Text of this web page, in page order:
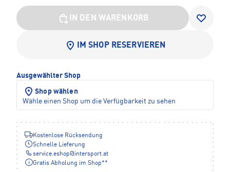
IN DEN WARENKORB
IM SHOP RESERVIEREN
Ausgewählter Shop
Shop wählen
Wähle einen Shop um die Verfügbarkeit zu sehen
Kostenlose Rücksendung
Schnelle Lieferung
service.eshop@ intersport.at
Gratis Abholung im Shop**